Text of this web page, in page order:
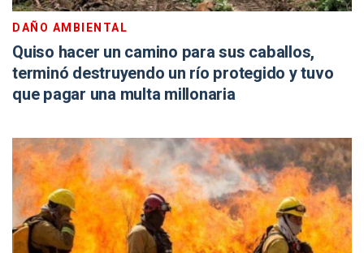
DAÑO AMBIENTAL
Quiso hacer un camino para sus caballos,
terminó destruyendo un río protegido y tuvo
que pagar una multa millonaria